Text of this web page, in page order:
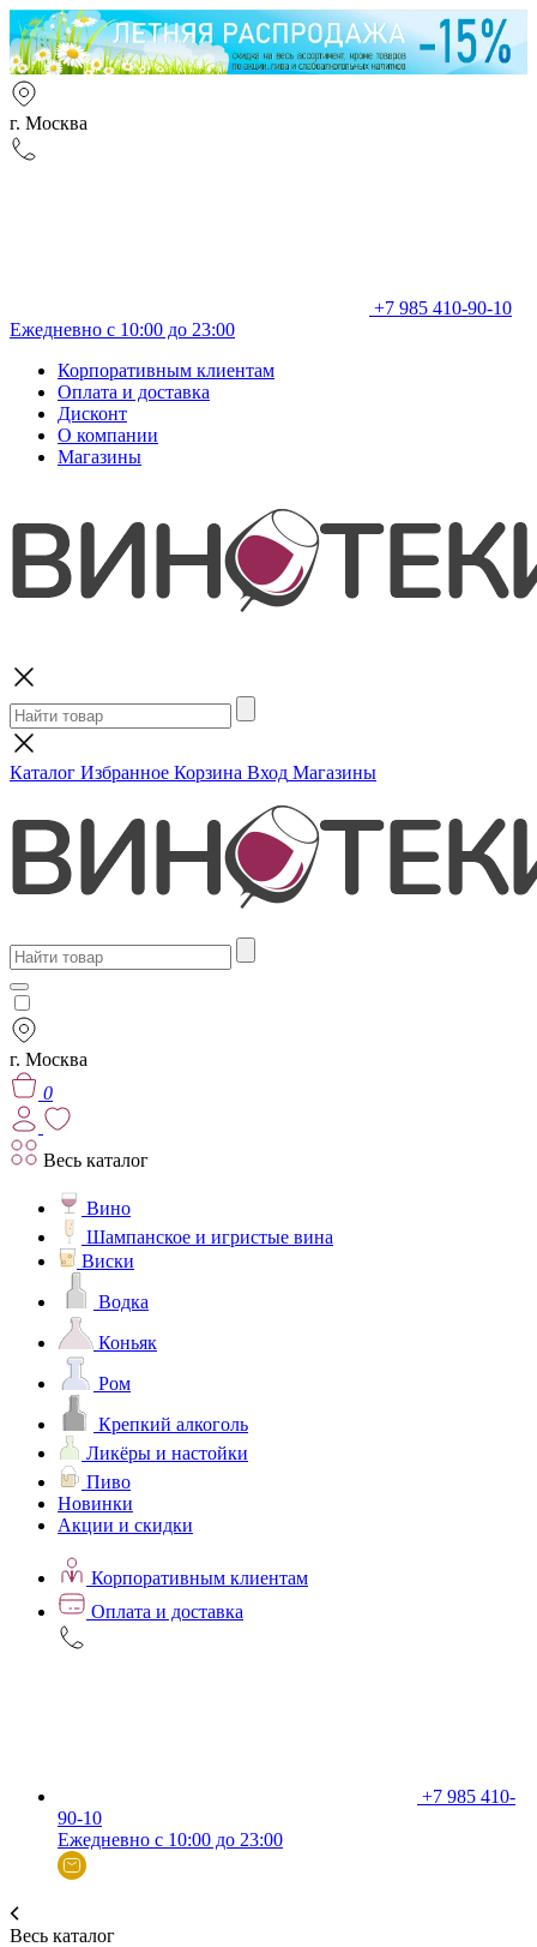
г. Москва
+7 985 410-90-10
Ежедневно с 10:00 до 23:00
Корпоративным клиентам
Оплата и доставка
Дисконт
О компании
Магазины
Каталог Избранное Корзина Вход Магазины
г. Москва
0
Весь каталог
Вино
Шампанское и игристые вина
Виски
Водка
Коньяк
Ром
Крепкий алкоголь
Ликёры и настойки
Пиво
Новинки
Акции и скидки
Корпоративным клиентам
Оплата и доставка
+7 985 410-
90-10
Ежедневно с 10:00 до 23:00
Весь каталог